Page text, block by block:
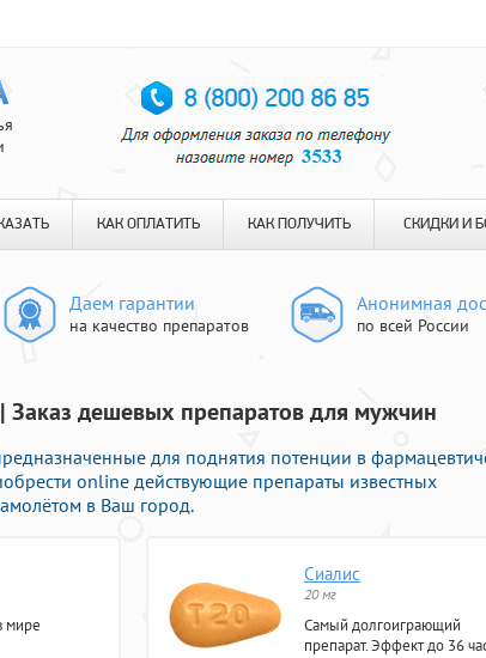
КАК ОПЛАТИТЬ КАК ПОЛУЧИТЬ СКИДКИ И
Даем гарантии
на качество препаратов
Анонимная
по всей России
Заказ дешевых препаратов для мужчин
для поднятия потенции в
online действующие препараты известных
в Ваш город.
мире
Сиалис
20 мг
Самый долгоиграющий
препарат. Эффект до 36